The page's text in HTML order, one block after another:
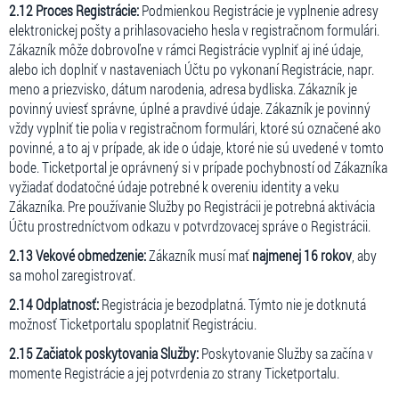
2.12 Proces Registrácie:Podmienkou Registrácie je vyplnenie adresy
elektronickej pošty a prihlasovacieho hesla v registračnom formulári.
Zákazník môže dobrovoľne v rámci Registrácie vyplniť aj iné údaje,
alebo ich doplniť v nastaveniach Účtu po vykonaní Registrácie, napr.
meno a priezvisko, dátum narodenia, adresa bydliska. Zákazník je
povinný uviesť správne, úplné a pravdivé údaje. Zákazník je povinný
vždy vyplniť tie polia v registračnom formulári, ktoré sú označené ako
povinné, a to aj v prípade, ak ide o údaje, ktoré nie sú uvedené v tomto
bode. Ticketportal je oprávnený si v prípade pochybností od Zákazníka
vyžiadať dodatočné údaje potrebné k overeniu identity a veku
Zákazníka. Pre používanie Služby po Registrácii je potrebná aktivácia
Účtu prostredníctvom odkazu v potvrdzovacej správe o Registrácii.
2.13 Vekové obmedzenie:Zákazník musí maťnajmenej 16 rokov , aby
sa mohol zaregistrovať.
2.14 Odplatnosť:Registrácia je bezodplatná. Týmto nie je dotknutá
možnosť Ticketportalu spoplatniť Registráciu.
2.15 Začiatok poskytovania Služby:Poskytovanie Služby sa začína v
momente Registrácie a jej potvrdenia zo strany Ticketportalu.